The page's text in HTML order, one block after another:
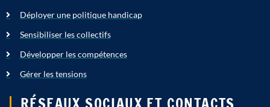
Déployer une politique handicap
Sensibiliser les collectifs
Développer les compétences
Gérer les tensions